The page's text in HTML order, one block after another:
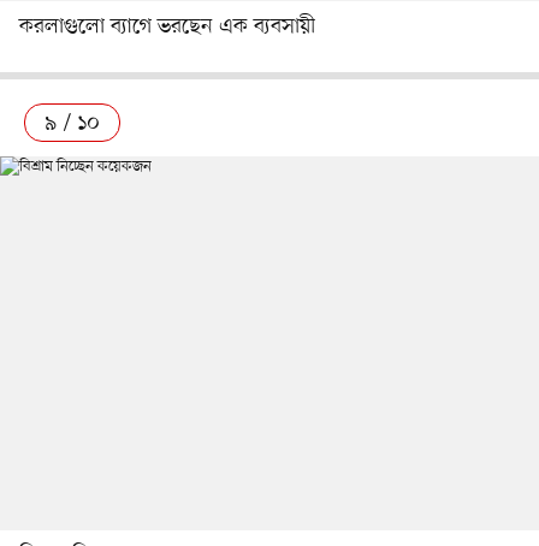
করলাগুলো ব্যাগে ভরছেন এক ব্যবসায়ী
৯ / ১০